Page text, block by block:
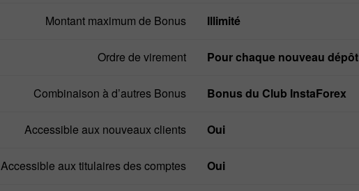
Montant maximum de Bonus illimité
Ordre de virement pour chaque nouveau dépôt
Combinaison à d’autres Bonus Bonus du Club InstaForex
Accessible aux nouveaux clients oui
Accessible aux titulaires des comptes oui